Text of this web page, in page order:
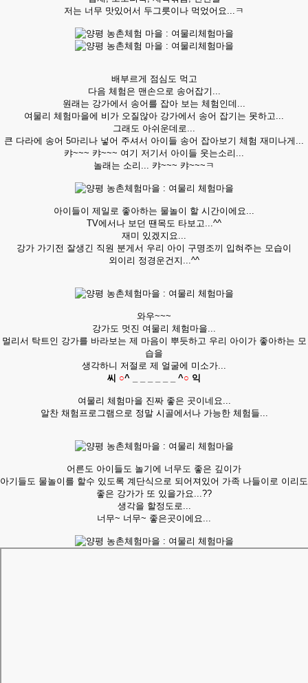
저는 너무 맛있어서 두그릇이나 먹었어요...ㅋ
배부르게 점심도 먹고
다음 체험은 맨손으로 송어잡기...
원래는 강가에서 송어를 잡아 보는 체험인데...
여물리 체험마을에 비가 오질않아 강가에서 송어 잡기는 못하고...
그래도 아쉬운데로...
큰 다라에 송어 5마리나 넣어 주셔서 아이들 송어 잡아보기 체험 재미나게...
캬~~~ 캬~~~ 여기 저기서 아이들 웃는소리...
놀래는 소리... 캬~~~ 캬~~~ㅋ
아이들이 제일로 좋아하는 물놀이 할 시간이에요...
TV에서나 보던 땐목도 타보고...^^
재미 있겠지요...
강가 가기전 잘생긴 직원 분게서 우리 아이 구명조끼 입혀주는 모습이
외이리 정경운건지...^^
와우~~~
강가도 멋진 여물리 체험마을...
멀리서 탁트인 강가를 바라보는 제 마음이 뿌듯하고 우리 아이가 좋아하는 모
습을
생각하니 저절로 제 얼굴에 미소가...
씨 ○^ _ _ _ _ _ _ ^○ 익
여물리 체험마을 진짜 좋은 곳이네요...
알찬 채험프로그램으로 정말 시골에서나 가능한 체험들...
어른도 아이들도 놀기에 너무도 좋은 깊이가
아기들도 물놀이를 할수 있도록 계단식으로 되어져있어 가족 나들이로 이리도
좋은 강가가 또 있을가요...??
생각을 할정도로...
너무~ 너무~ 좋은곳이에요...